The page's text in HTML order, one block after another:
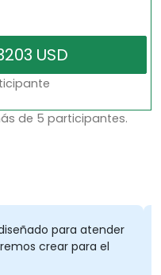
de 5 participantes.
para atender
crear para el